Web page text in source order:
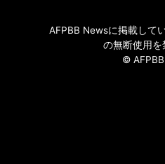
AFPBB Newsに掲載して
の無断使用を
©